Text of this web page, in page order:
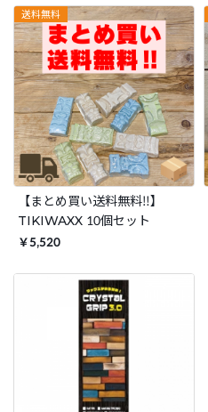
送料無料
【まとめ買い送料無料‼】
TIKIWAXX 10個セット
￥5,520